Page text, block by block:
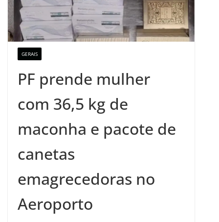
GERAIS
PF prende mulher
com 36,5 kg de
maconha e pacote de
canetas
emagrecedoras no
Aeroporto